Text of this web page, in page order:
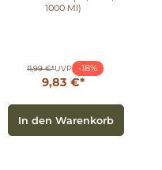
1000 Ml)
11,99 €*UVP -18%
9,83 €*
In den Warenkorb